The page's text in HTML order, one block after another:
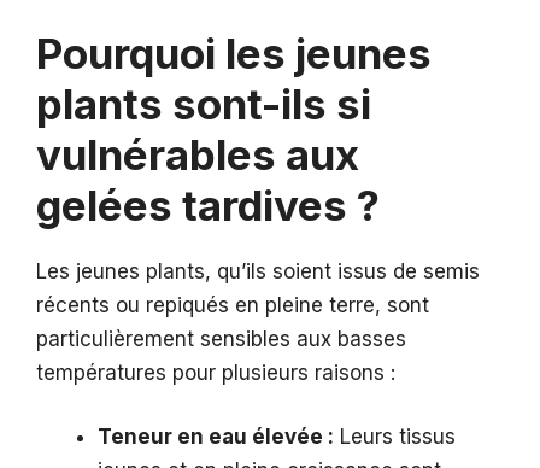
Pourquoi les jeunes
plants sont-ils si
vulnérables aux
gelées tardives ?
Les jeunes plants, qu’ils soient issus de semis
récents ou repiqués en pleine terre, sont
particulièrement sensibles aux basses
températures pour plusieurs raisons :
Teneur en eau élevée : Leurs tissus